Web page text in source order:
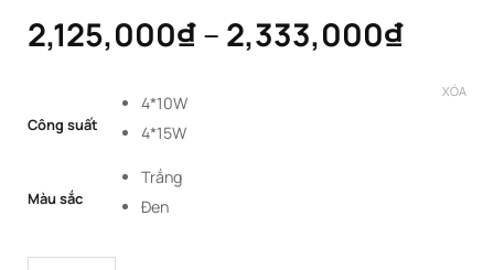
2,125,000₫– 2,333,000₫
Công suất
4*10W
4*15W
Màu sắc
Trắng
Đen
XÓA